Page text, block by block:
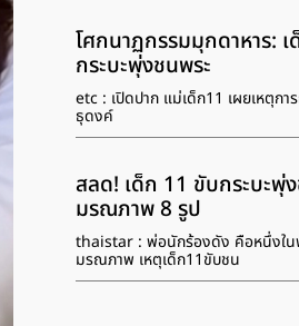
โศกนาฏกรรมมุกดาหาร:
กระบะพุ่งชนพระ
etc : เปิดปาก แม่เด็ก11 เผยเหตุก
ธุดงค์
สลด! เด็ก 11 ขับกระบะพุ่
มรณภาพ 8 รูป
thaistar : พ่อนักร้องดัง คือหนึ่งใ
มรณภาพ เหตุเด็ก11ขับชน